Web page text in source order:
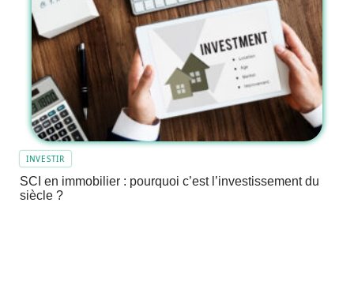
INVESTIR
SCI en immobilier : pourquoi c’est l’investissement du
siècle ?